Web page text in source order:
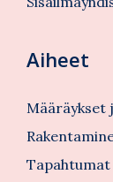
Aiheet
Määräykset
Tapahtumat